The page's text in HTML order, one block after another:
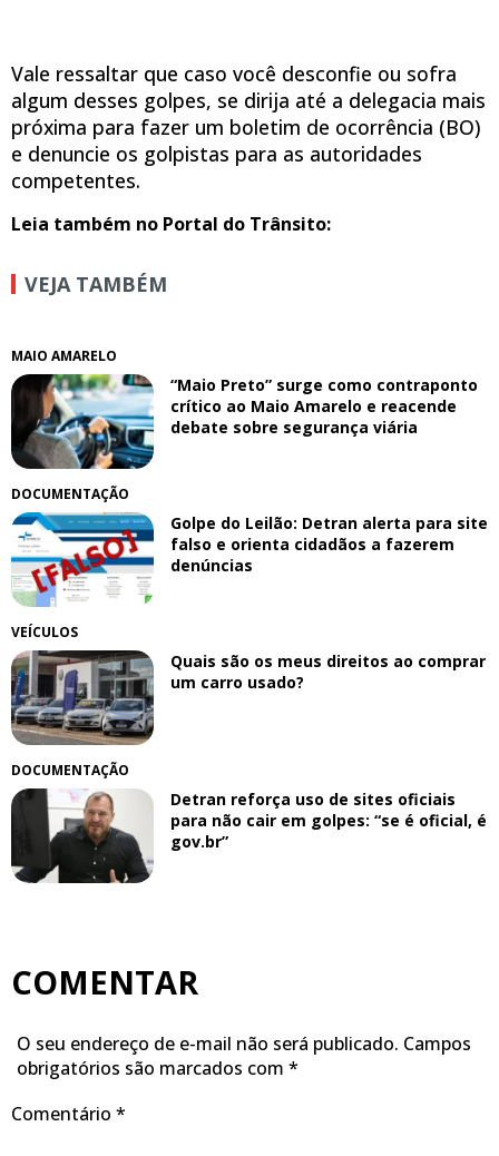
Vale ressaltar que caso você desconfie ou sofra
algum desses golpes, se dirija até a delegacia mais
próxima para fazer um boletim de ocorrência (BO)
e denuncie os golpistas para as autoridades
competentes.
Leia também no Portal do Trânsito:
VEJA TAMBÉM
MAIO AMARELO
“Maio Preto” surge como contraponto
crítico ao Maio Amarelo e reacende
debate sobre segurança viária
DOCUMENTAÇÃO
Golpe do Leilão: Detran alerta para site
falso e orienta cidadãos a fazerem
denúncias
VEÍCULOS
Quais são os meus direitos ao comprar
um carro usado?
DOCUMENTAÇÃO
Detran reforça uso de sites oficiais
para não cair em golpes: “se é oficial, é
gov.br”
COMENTAR
O seu endereço de e-mail não será publicado. Campos
obrigatórios são marcados com *
Comentário *